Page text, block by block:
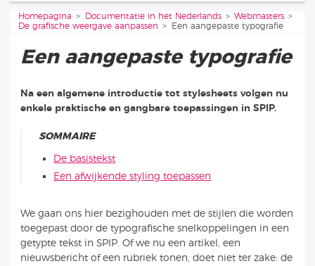
Je bent hier:
Homepagina Documentatie in het Nederlands
Webmasters
De grafische weergave aanpassen
Een aangepaste typografie
Een aangepaste typografie
Na een algemene introductie tot stylesheets volgen nu
enkele praktische en gangbare toepassingen in SPIP.
SOMMAIRE
De basistekst
Een afwijkende styling toepassen
We gaan ons hier bezighouden met de stijlen die worden
toegepast door de typografische snelkoppelingen in een
getypte tekst in SPIP. Of we nu een artikel, een
nieuwsbericht of een rubriek tonen, doet niet ter zake: de